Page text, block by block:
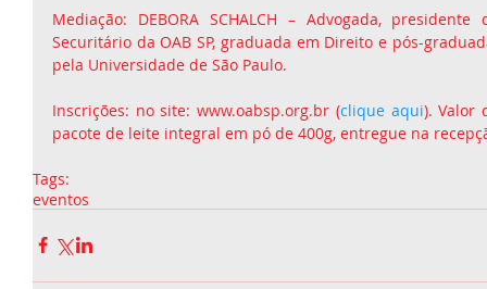
Mediação: DEBORA SCHALCH – Advogada,
Securitário da OAB SP, graduada em Direito e pós-
pela Universidade de São Paulo.
Inscrições: no site: www.oabsp.org.br (clique aqui). Valor
pacote de leite integral em pó de 400g, entregue na
Tags:
eventos